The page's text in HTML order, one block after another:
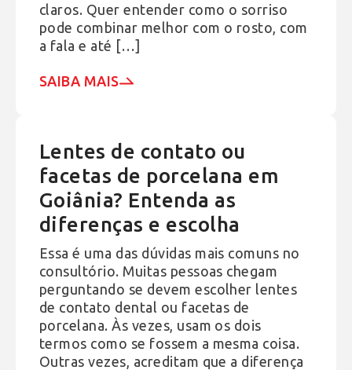
Lentes de contato ou
facetas de porcelana em
Goiânia? Entenda as
diferenças e escolha
Essa é uma das dúvidas mais comuns no
consultório. Muitas pessoas chegam
perguntando se devem escolher lentes
de contato dental ou facetas de
porcelana. Às vezes, usam os dois
termos como se fossem a mesma coisa.
Outras vezes, acreditam que a diferença
claros. Quer entender como o sorriso
pode combinar melhor com o rosto, com
a fala e até […]
SAIBA MAIS